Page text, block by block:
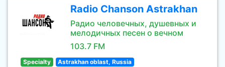
Radio Chanson Astrakhan
Радио человечных, душевных и
мелодичных песен о вечном
103.7 FM
Specialty Astrakhan oblast, Russia